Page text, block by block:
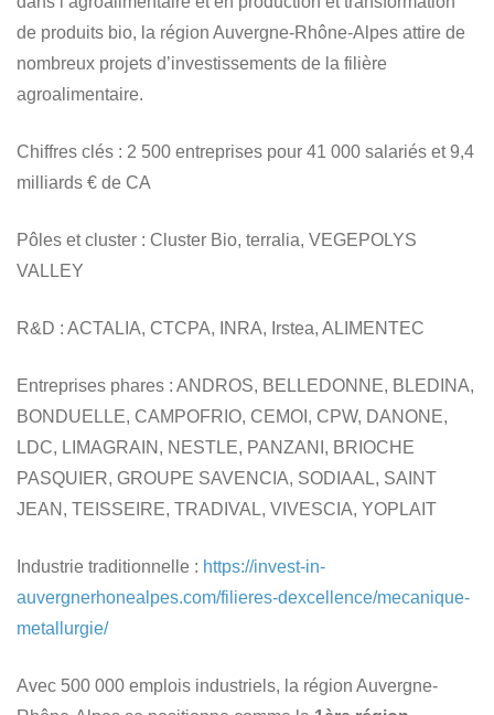
de produits bio, la région Auvergne-Rhône-Alpes attire de
nombreux projets d’investissements de la filière
agroalimentaire.
Chiffres clés : 2 500 entreprises pour 41 000 salariés et 9,4
milliards € de CA
Pôles et cluster : Cluster Bio, terralia, VEGEPOLYS
VALLEY
R&D : ACTALIA, CTCPA, INRA, Irstea, ALIMENTEC
Entreprises phares : ANDROS, BELLEDONNE, BLEDINA,
BONDUELLE, CAMPOFRIO, CEMOI, CPW, DANONE,
LDC, LIMAGRAIN, NESTLE, PANZANI, BRIOCHE
PASQUIER, GROUPE SAVENCIA, SODIAAL, SAINT
JEAN, TEISSEIRE, TRADIVAL, VIVESCIA, YOPLAIT
Industrie traditionnelle : https://invest-in-
auvergnerhonealpes.com/filieres-dexcellence/mecanique-
metallurgie/
Avec 500 000 emplois industriels, la région Auvergne-